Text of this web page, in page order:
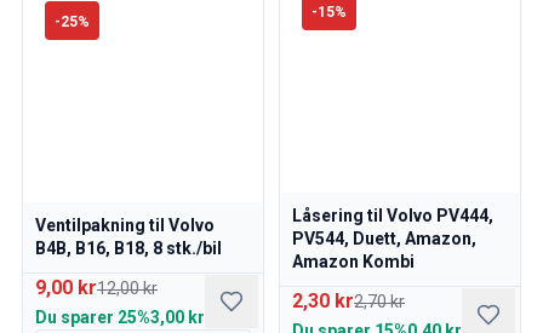
-25%
Ventilpakning til Volvo
B4B, B16, B18, 8 stk./bil
9,00 kr12,00 kr
Du sparer 25%3,00 kr
-15%
Låsering til Volvo PV444,
PV544, Duett, Amazon,
Amazon Kombi
2,30 kr2,70 kr